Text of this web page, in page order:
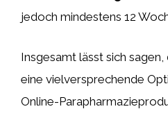
jedoch mindestens 12
Insgesamt lässt sich sagen,
eine vielversprechende
Online-